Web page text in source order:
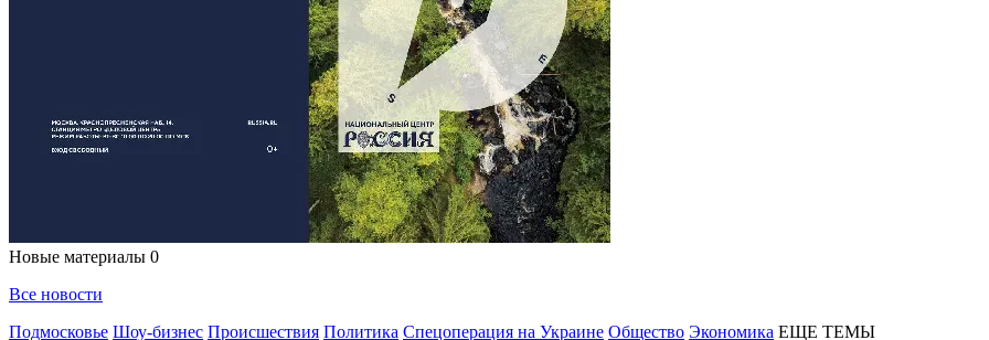
Новые материалы 0
Все новости
Подмосковье Шоу-бизнес Происшествия Политика Спецоперация на Украине Общество Экономика ЕЩЕ ТЕМЫ